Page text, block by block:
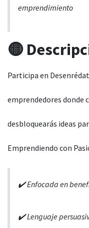
emprendimiento
🟡
Participa en
emprendedores donde
desbloquearás ideas
Emprendiendo con
✔️ Enfocada en
✔️ Lenguaje